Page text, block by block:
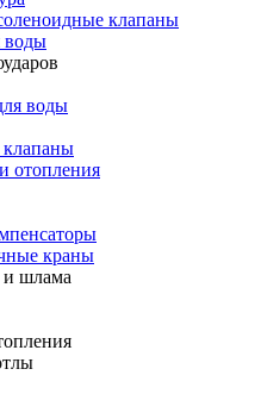
клапаны
воды
воды
клапаны
отопления
краны
и шлама